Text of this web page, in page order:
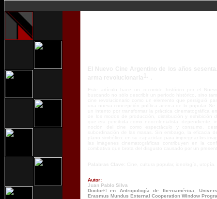
Autor:
Juan Pablo Silva
Doctor© en Antropología de Iberoamérica,
Erasmus Mundus External Cooperation Window